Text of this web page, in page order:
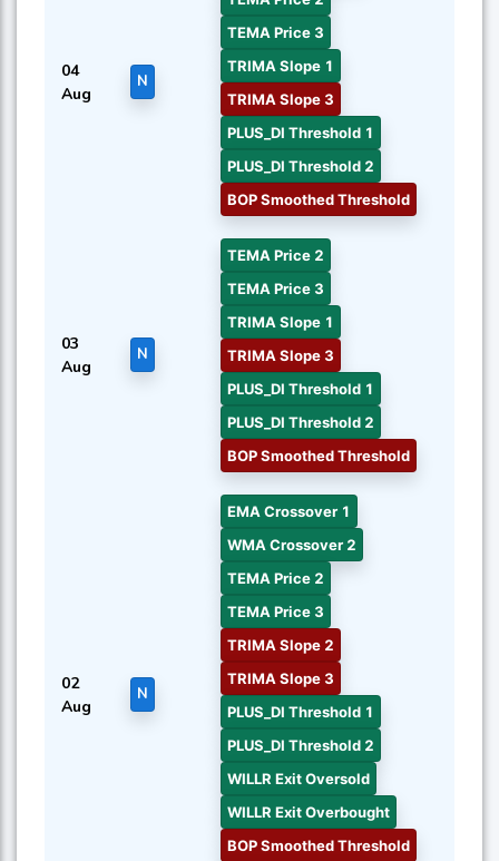
04
Aug
N
TEMA Price 3
TRIMA Slope 1
TRIMA Slope 3
PLUS_DI Threshold 1
PLUS_DI Threshold 2
BOP Smoothed Threshold
03
Aug
N
TEMA Price 2
TEMA Price 3
TRIMA Slope 1
TRIMA Slope 3
PLUS_DI Threshold 1
PLUS_DI Threshold 2
BOP Smoothed Threshold
02
Aug
N
EMA Crossover 1
WMA Crossover 2
TEMA Price 2
TEMA Price 3
TRIMA Slope 2
TRIMA Slope 3
PLUS_DI Threshold 1
PLUS_DI Threshold 2
WILLR Exit Oversold
WILLR Exit Overbought
BOP Smoothed Threshold